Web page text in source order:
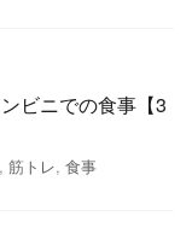
ビニでの食事【3
, 筋トレ, 食事